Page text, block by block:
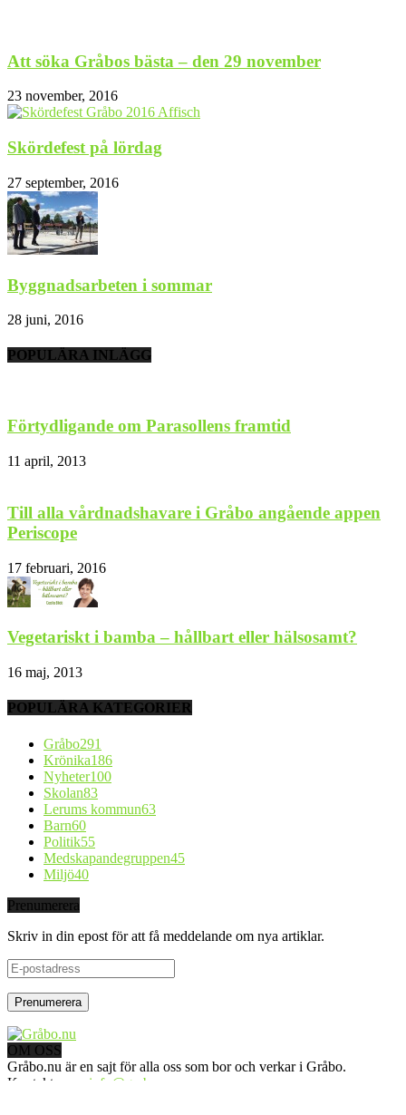
Att söka Gråbos bästa – den 29 november
23 november, 2016
Skördefest på lördag
27 september, 2016
Byggnadsarbeten i sommar
28 juni, 2016
POPULÄRA INLÄGG
Förtydligande om Parasollens framtid
11 april, 2013
Till alla vårdnadshavare i Gråbo angående appen
Periscope
17 februari, 2016
Vegetariskt i bamba – hållbart eller hälsosamt?
16 maj, 2013
POPULÄRA KATEGORIER
Gråbo291
Krönika186
Nyheter100
Skolan83
Lerums kommun63
Barn60
Politik55
Medskapandegruppen45
Miljö40
Prenumerera
Skriv in din epost för att få meddelande om nya artiklar.
E-
postadress
OM OSS
Gråbo.nu är en sajt för alla oss som bor och verkar i Gråbo.
Kontakta oss: info@grabo.nu